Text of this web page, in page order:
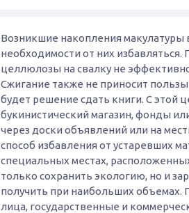
Возникшие накопления макулатуры
необходимости от них
целлюлозы на свалку не
Сжигание также не приносит
будет решение сдать книги. С этой
букинистический магазин, фонды
через доски объявлений или на
способ избавления от устаревших
специальных местах,
только сохранить экологию, но и
получить при наибольших объемах.
лица, государственные и